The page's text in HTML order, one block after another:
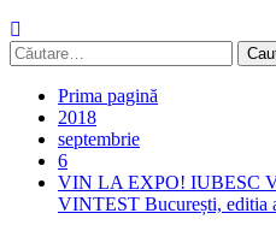
Caută
după:
Prima pagină
2018
septembrie
6
VIN LA EXPO! IUBESC
VINTEST București, editia